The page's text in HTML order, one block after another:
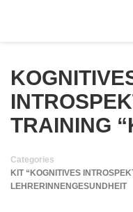
TRAINING
Categories
KIT “KOGNITIVES
LEHRERINNENGESUNDHEIT